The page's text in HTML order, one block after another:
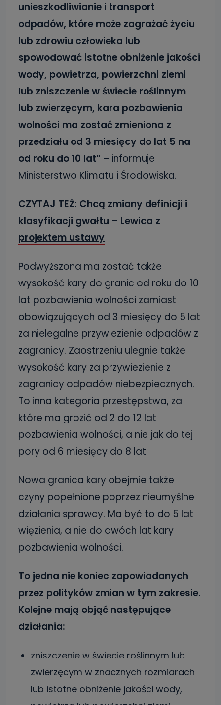
unieszkodliwianie i transport
odpadów, które może zagrażać życiu
lub zdrowiu człowieka lub
spowodować istotne obniżenie jakości
wody, powietrza, powierzchni ziemi
lub zniszczenie w świecie roślinnym
lub zwierzęcym, kara pozbawienia
wolności ma zostać zmieniona z
przedziału od 3 miesięcy do lat 5 na
od roku do 10 lat” – informuje
Ministerstwo Klimatu i Środowiska.
CZYTAJ TEŻ: Chcą zmiany definicji i
klasyfikacji gwałtu – Lewica z
projektem ustawy
Podwyższona ma zostać także
wysokość kary do granic od roku do 10
lat pozbawienia wolności zamiast
obowiązujących od 3 miesięcy do 5 lat
za nielegalne przywiezienie odpadów z
zagranicy. Zaostrzeniu ulegnie także
wysokość kary za przywiezienie z
zagranicy odpadów niebezpiecznych.
To inna kategoria przestępstwa, za
które ma grozić od 2 do 12 lat
pozbawienia wolności, a nie jak do tej
pory od 6 miesięcy do 8 lat.
Nowa granica kary obejmie także
czyny popełnione poprzez nieumyślne
działania sprawcy. Ma być to do 5 lat
więzienia, a nie do dwóch lat kary
pozbawienia wolności.
To jedna nie koniec zapowiadanych
przez polityków zmian w tym zakresie.
Kolejne mają objąć następujące
działania:
zniszczenie w świecie roślinnym lub
zwierzęcym w znacznych rozmiarach
lub istotne obniżenie jakości wody,